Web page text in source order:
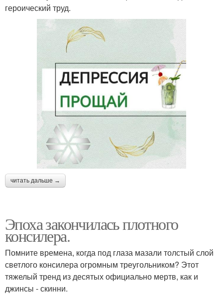
героический труд.
читать дальше →
Эпоха закончилась плотного
консилера.
Помните времена, когда под глаза мазали толстый слой
светлого консилера огромным треугольником? Этот
тяжелый тренд из десятых официально мертв, как и
джинсы - скинни.